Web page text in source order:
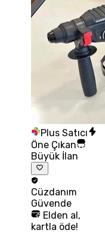
Plus Satıcı
Öne Çıkan
Büyük İlan
Cüzdanım
Güvende
Elden al,
kartla öde!